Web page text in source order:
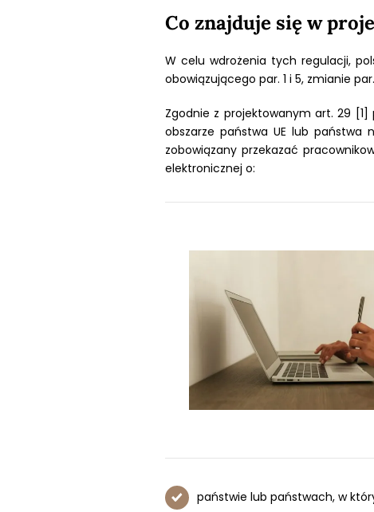
Co znajduje się w
W celu wdrożenia tych regulacji,
obowiązującego par. 1 i 5, zmianie
Zgodnie z projektowanym art. 29
obszarze państwa UE lub państwa
zobowiązany przekazać
elektronicznej o:
państwie lub państwach, w